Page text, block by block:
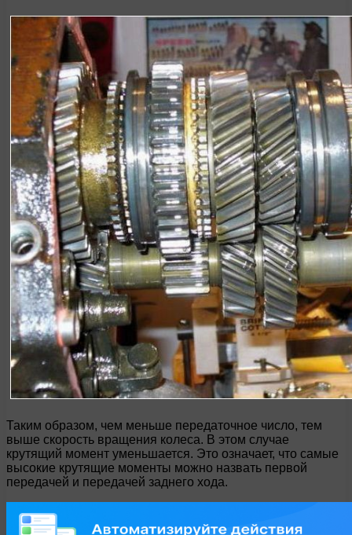
Таким образом, чем меньше передаточное число, тем
выше скорость вращения колеса. В этом случае
крутящий момент уменьшается. Это означает, что самые
высокие крутящие моменты можно назвать первой
передачей и передачей заднего хода.